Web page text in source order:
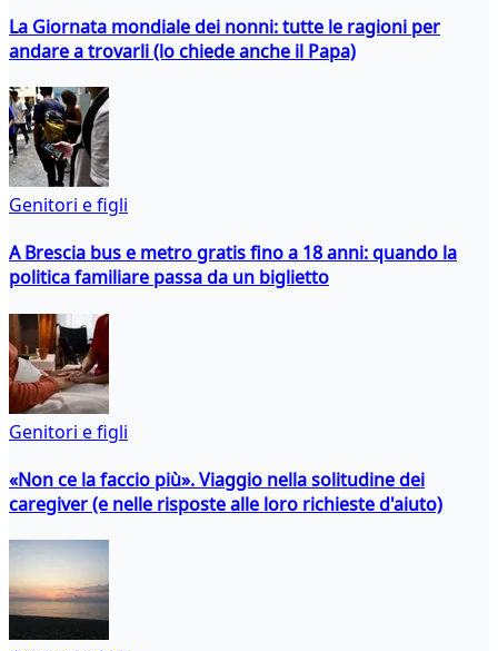
La Giornata mondiale dei nonni: tutte le ragioni per
andare a trovarli (lo chiede anche il Papa)
Genitori e figli
A Brescia bus e metro gratis fino a 18 anni: quando la
politica familiare passa da un biglietto
Genitori e figli
«Non ce la faccio più». Viaggio nella solitudine dei
caregiver (e nelle risposte alle loro richieste d'aiuto)